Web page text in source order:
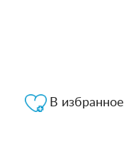
В избранное